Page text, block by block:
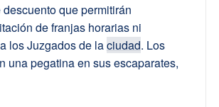
que permitirán
de franjas horarias ni
los Juzgados de laciudad. Los
una pegatina en sus escaparates,